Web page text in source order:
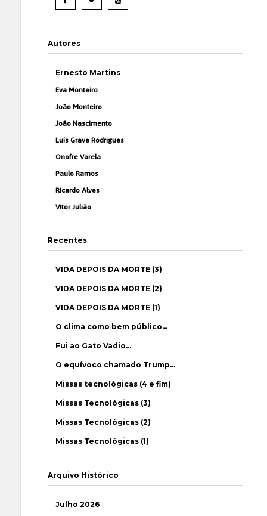
Autores
Ernesto Martins
Eva Monteiro
João Monteiro
João Nascimento
Luís Grave Rodrigues
Onofre Varela
Paulo Ramos
Ricardo Alves
Vítor Julião
Recentes
VIDA DEPOIS DA MORTE (3)
VIDA DEPOIS DA MORTE (2)
VIDA DEPOIS DA MORTE (1)
O clima como bem público…
Fui ao Gato Vadio…
O equívoco chamado Trump…
Missas tecnológicas (4 e fim)
Missas Tecnológicas (3)
Missas Tecnológicas (2)
Missas Tecnológicas (1)
Arquivo Histórico
Julho 2026